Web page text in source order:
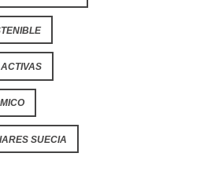
SUECIA